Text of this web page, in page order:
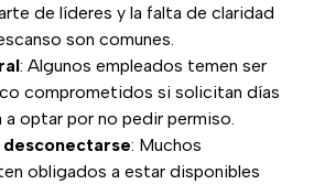
de líderes y la falta de claridad
son comunes.
: Algunos empleados temen ser
comprometidos si solicitan días
a optar por no pedir permiso.
: Muchos
obligados a estar disponibles